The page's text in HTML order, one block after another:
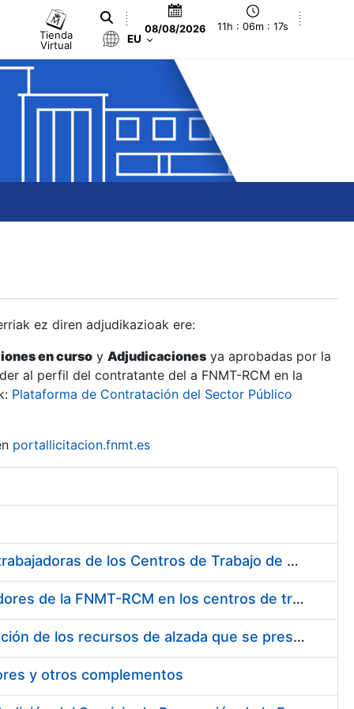
Tienda
Virtual
08/08/2026 11h : 06m : 18s
EU
ez diren adjudikazioak ere:
en curso y Adjudicaciones ya aprobadas por la
al perfil del contratante del a FNMT-RCM en la
Plataforma de Contratación del Sector Público
portallicitacion.fnmt.es
Suministro de Protectores Auditivos a medida para las personas trabajadoras de los Centros de Trabajo de Madrid y Burgos
Suministro de gafas graduadas antiproyecciones para los trabajadores de la FNMT-RCM en los centros de trabajo de Madrid y Burgos
Servicios de una empresa externa para el asesoramiento y resolución de los recursos de alzada que se presentan relacionados con procesos de selección para la FNMT-RCM
y otros complementos